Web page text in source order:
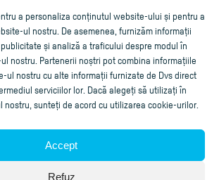
a personaliza conținutul website-ului și pentru a
ul nostru. De asemenea, furnizăm informații
și analiză a traficului despre modul în
nostru. Partenerii noștri pot combina informațiile
ul nostru cu alte informații furnizate de Dvs direct
serviciilor lor. Dacă alegeți să utilizați în
sunteți de acord cu utilizarea cookie-urilor.
Accept
Refuz
Aplicaţie de facturare online